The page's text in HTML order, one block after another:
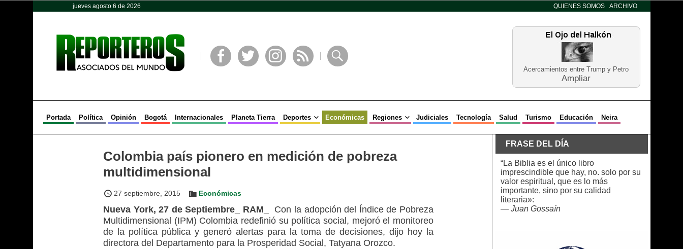
jueves agosto 6 de 2026 QUIENES SOMOS ARCHIVO
Acercamientos entre Trump y Petro
Ampliar
Portada Política Opinión Bogotá Internacionales Planeta Tierra Deportes Económicas Regiones Judiciales Tecnología Salud Turismo Educación Neira
Colombia país pionero en medición de pobreza
multidimensional
27 septiembre, 2015 Económicas
Nueva York, 27 de Septiembre_ RAM_ Con la adopción del Índice de Pobreza
Multidimensional (IPM) Colombia redefinió su política social, mejoró el monitoreo
de la política pública y generó alertas para la toma de decisiones, dijo hoy la
directora del Departamento para la Prosperidad Social, Tatyana Orozco.
FRASE DEL DÍA
“La Biblia es el único libro
imprescindible que hay, no. solo por su
valor espiritual, que es lo más
importante, sino por su calidad
literaria»:
— Juan Gossaín
Opinión Política